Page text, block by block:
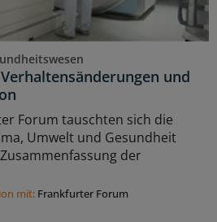
und
Forum tauschten sich die
Umwelt und Gesundheit
der
mit: Frankfurter Forum